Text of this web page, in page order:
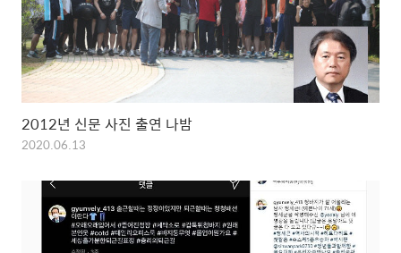
2012년 신문 사진 출연 나밤
2020.06.13